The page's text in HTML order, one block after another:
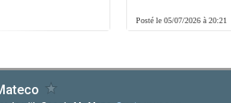
Posté le 05/07/2026 à 20:21